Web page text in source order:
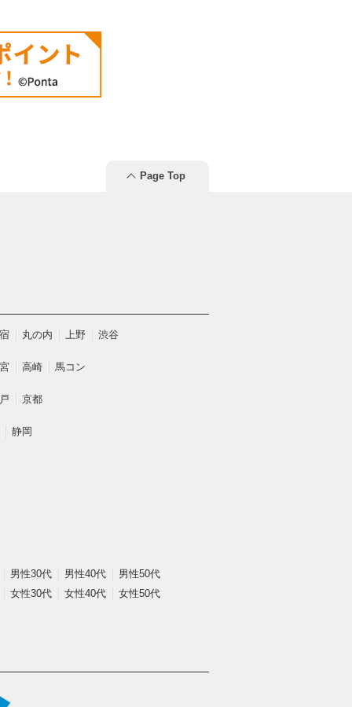
Page Top
丸の内 上野 渋谷
高崎 馬コン
京都
静岡
男性30代 男性40代
男性50代
女性30代 女性40代 女性50代